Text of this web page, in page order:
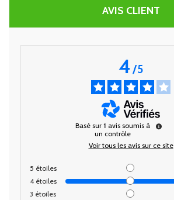
AVIS CLIENT
4/5
Basé sur 1 avis soumis à
un contrôle
Voir tous les avis sur ce site
5 étoiles
4 étoiles
3 étoiles